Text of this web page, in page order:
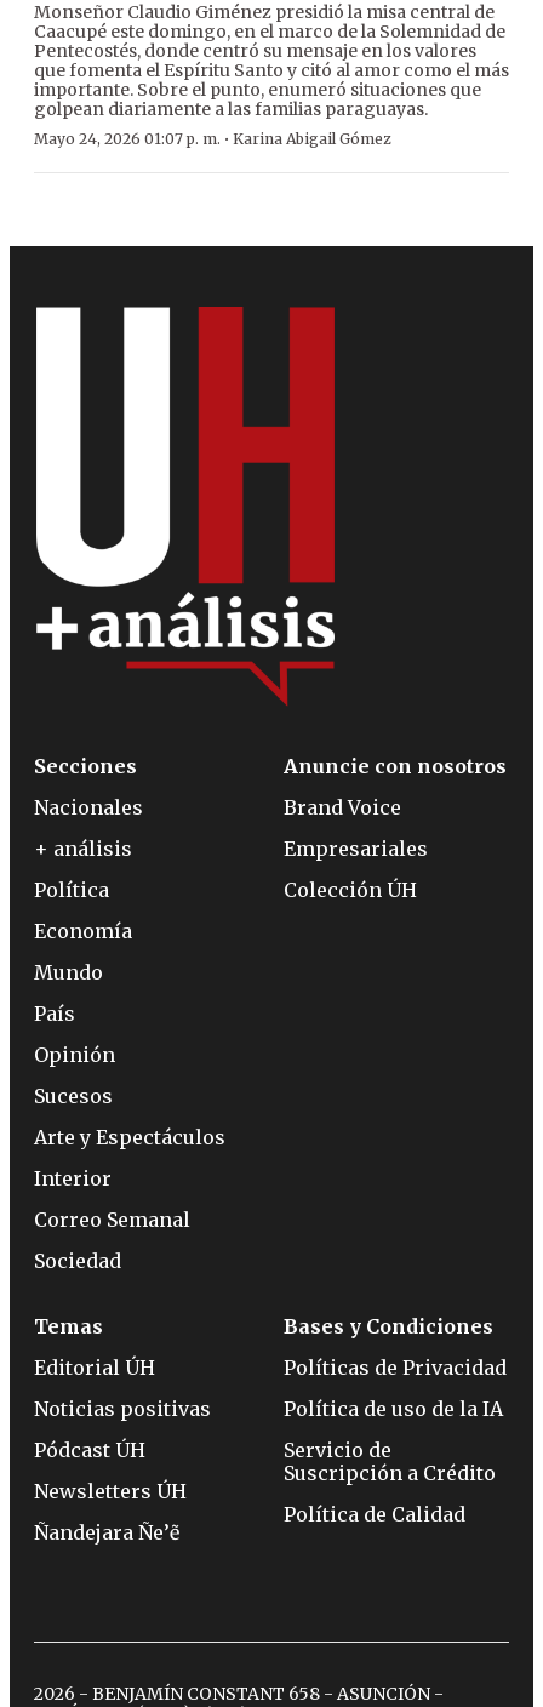
Monseñor Claudio Giménez presidió la misa central de
Caacupé este domingo, en el marco de la Solemnidad de
Pentecostés, donde centró su mensaje en los valores
que fomenta el Espíritu Santo y citó al amor como el más
importante. Sobre el punto, enumeró situaciones que
golpean diariamente a las familias paraguayas.
Mayo 24, 2026 01:07 p. m. · Karina Abigail Gómez
Secciones
Nacionales
+ análisis
Política
Economía
Mundo
País
Opinión
Sucesos
Arte y Espectáculos
Interior
Correo Semanal
Sociedad
Anuncie con nosotros
Brand Voice
Empresariales
Colección ÚH
Temas
Editorial ÚH
Noticias positivas
Pódcast ÚH
Newsletters ÚH
Ñandejara Ñe’ẽ
Bases y Condiciones
Políticas de Privacidad
Política de uso de la IA
Servicio de
Suscripción a Crédito
Política de Calidad
2026 - BENJAMÍN CONSTANT 658 - ASUNCIÓN -